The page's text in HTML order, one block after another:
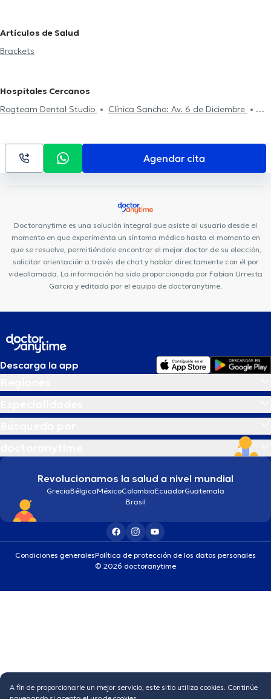
Artículos de Salud
Brackets
Hospitales Cercanos
Rogteam Dental Studio
Clínica Sancho: Av. 6 de Diciembre
Hospital Axxis Kenzen Medical Center
Centro Médico
Citimed
Mentalmed Clínica Sancho: Citimed
Hospital
Centro Quirúrgico Da Vinci
Hospital de los Valles
Vision UIO
Agendar cita
Doctoranytime es una solución integral que asiste al usuario desde el
momento en que experimenta un síntoma médico hasta el momento en
que se resuelve, permitiéndole encontrar el mejor doctor de su elección,
solicitar orientación a través de chat y hablar directamente con él por
videollamada. La información ha sido proporcionada por Fabian Urresta
Garcia y editada por el equipo de doctoranytime.
Descarga la app
Revolucionamos la salud a nivel mundial
GreciaBélgicaMéxicoColombiaEcuadorGuatemala
Brasil
Condiciones generalesPolítica de protección de los datos personales
© 2026 doctoranytime
A fin de proporcionarle un mejor servicio, este sitio utiliza cookies. Continúe